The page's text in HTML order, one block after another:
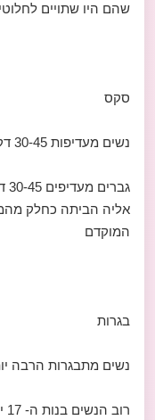
שהם היו שתויים
סקס
נשים מעדיפות 30-45 דקות למשחק המוקדם
אליה הביתה כחלק
המוקדם
בגרות
נשים מתבגרות הרבה